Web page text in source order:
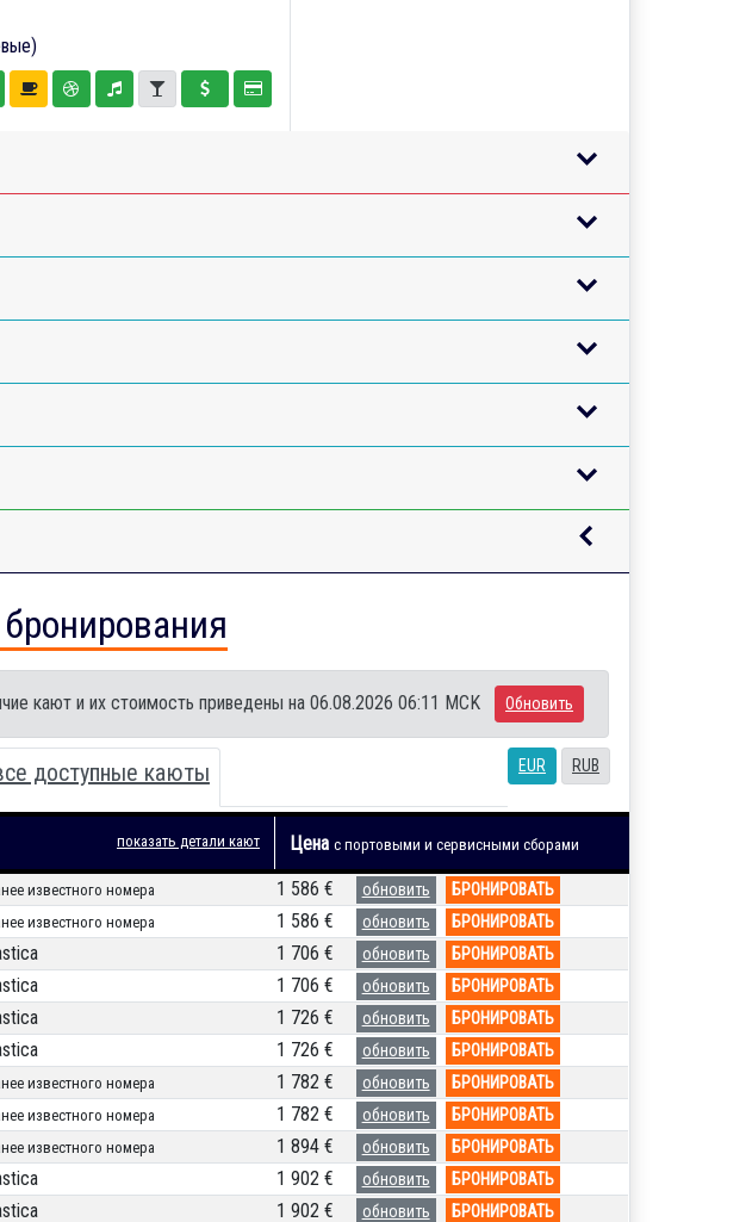
кают и их стоимость приведены на 06.08.2026 06:11 MCK Обновить
EUR RUB
доступные каюты
показать детали кают Цена с портовыми и сервисными сборами
известного номера 1 586 € обновить БРОНИРОВАТЬ
известного номера 1 586 € обновить БРОНИРОВАТЬ
1 706 € обновить БРОНИРОВАТЬ
1 706 € обновить БРОНИРОВАТЬ
1 726 € обновить БРОНИРОВАТЬ
1 726 € обновить БРОНИРОВАТЬ
известного номера 1 782 € обновить БРОНИРОВАТЬ
известного номера 1 782 € обновить БРОНИРОВАТЬ
известного номера 1 894 € обновить БРОНИРОВАТЬ
1 902 € обновить БРОНИРОВАТЬ
1 902 € обновить БРОНИРОВАТЬ